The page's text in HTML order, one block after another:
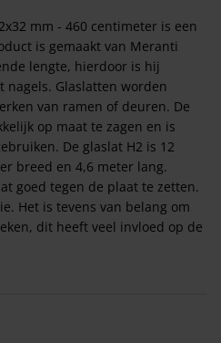
mm - 460 centimeter is een
is gemaakt van Meranti
lengte, hierdoor is hij
nagels. Glaslatten worden
van ramen of deuren. De
op maat te zagen en is
De glaslat H2 is 12
breed en 4,6 meter lang.
goed tegen de plaat te zetten.
Het is tevens van belang om
dit heeft veel invloed op de
H2 12x32 mm
is Meranti Hardhout.